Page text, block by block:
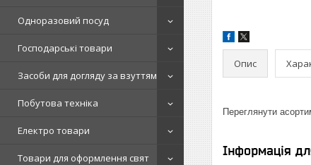
Одноразовий посуд
Господарські товари
Засоби для догляду за взуттям
Побутова техніка
Електро товари
Товари для оформлення свят
Опис
Переглянути
Інформація